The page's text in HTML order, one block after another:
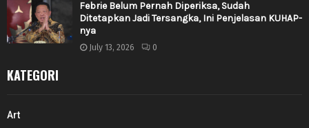
Febrie Belum Pernah Diperiksa, Sudah
Ditetapkan Jadi Tersangka, Ini Penjelasan KUHAP-
nya
July 13, 2026 0
KATEGORI
Art